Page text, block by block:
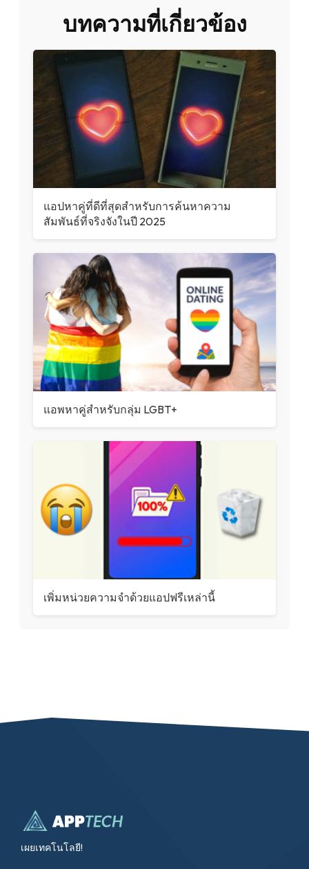
บทความที่เกี่ยวข้อง
แอปหาคู่ที่ดีที่สุดสำหรับการค้นหาความ
สัมพันธ์ที่จริงจังในปี 2025
แอพหาคู่สำหรับกลุ่ม LGBT+
เพิ่มหน่วยความจำด้วยแอปฟรีเหล่านี้
เผยเทคโนโลยี!